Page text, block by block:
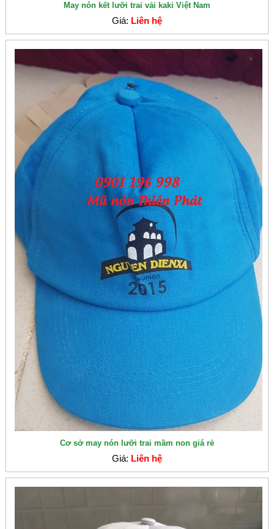
May nón kết lưỡi trai vải kaki Việt Nam
Giá: Liên hệ
Cơ sở may nón lưỡi trai mầm non giá rẻ
Giá: Liên hệ